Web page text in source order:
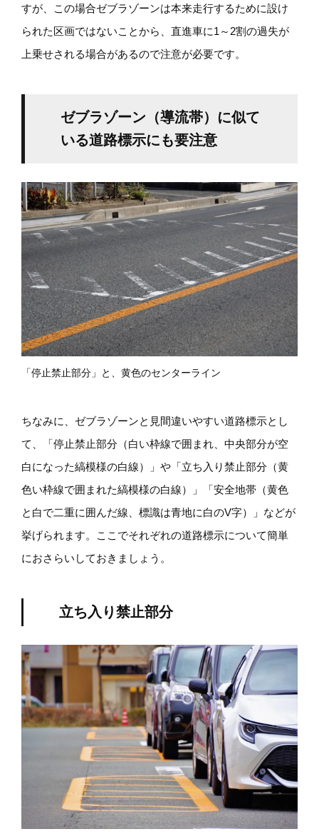
すが、この場合ゼブラゾーンは本来走行するために設け
られた区画ではないことから、直進車に1～2割の過失が
上乗せされる場合があるので注意が必要です。
ゼブラゾーン（導流帯）に似て
いる道路標示にも要注意
「停止禁止部分」と、黄色のセンターライン
ちなみに、ゼブラゾーンと見間違いやすい道路標示とし
て、「停止禁止部分（白い枠線で囲まれ、中央部分が空
白になった縞模様の白線）」や「立ち入り禁止部分（黄
色い枠線で囲まれた縞模様の白線）」「安全地帯（黄色
と白で二重に囲んだ線、標識は青地に白のV字）」などが
挙げられます。ここでそれぞれの道路標示について簡単
におさらいしておきましょう。
立ち入り禁止部分